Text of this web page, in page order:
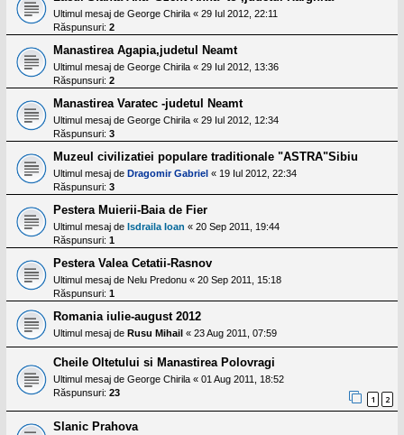
Ultimul mesaj de George Chirila « 29 Iul 2012, 22:11
Răspunsuri: 2
Manastirea Agapia,judetul Neamt
Ultimul mesaj de George Chirila « 29 Iul 2012, 13:36
Răspunsuri: 2
Manastirea Varatec -judetul Neamt
Ultimul mesaj de George Chirila « 29 Iul 2012, 12:34
Răspunsuri: 3
Muzeul civilizatiei populare traditionale "ASTRA"Sibiu
Ultimul mesaj de Dragomir Gabriel « 19 Iul 2012, 22:34
Răspunsuri: 3
Pestera Muierii-Baia de Fier
Ultimul mesaj de Isdraila Ioan « 20 Sep 2011, 19:44
Răspunsuri: 1
Pestera Valea Cetatii-Rasnov
Ultimul mesaj de Nelu Predonu « 20 Sep 2011, 15:18
Răspunsuri: 1
Romania iulie-august 2012
Ultimul mesaj de Rusu Mihail « 23 Aug 2011, 07:59
Cheile Oltetului si Manastirea Polovragi
Ultimul mesaj de George Chirila « 01 Aug 2011, 18:52
Răspunsuri: 23
1 2
Slanic Prahova